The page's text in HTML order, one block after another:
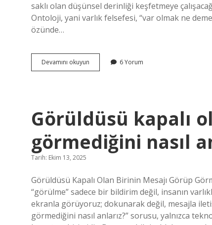
saklı olan düşünsel derinliği keşfetmeye
Ontoloji, yani varlık felsefesi, “var olmak ne
özünde…
Devamını okuyun
ne
6 Yorum
Görüldüsü kapalı
görmediğini nasıl
Tarih: Ekim 13, 2025
Görüldüsü Kapalı Olan Birinin Mesajı Görüp
“görülme” sadece bir bildirim değil, insanın
ekranla görüyoruz; dokunarak değil, mesajla
görmediğini nasıl anlarız?” sorusu, yalnızca